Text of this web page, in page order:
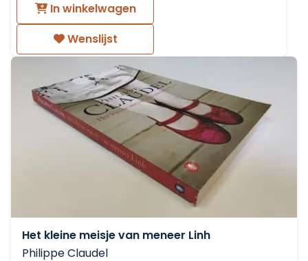
In winkelwagen
Wenslijst
Het kleine meisje van meneer Linh
Philippe Claudel